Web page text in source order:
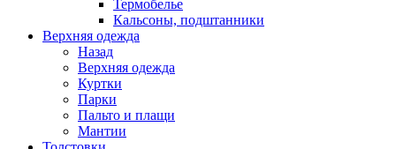
Термобелье
Кальсоны, подштанники
Верхняя одежда
Назад
Верхняя одежда
Куртки
Парки
Пальто и плащи
Мантии